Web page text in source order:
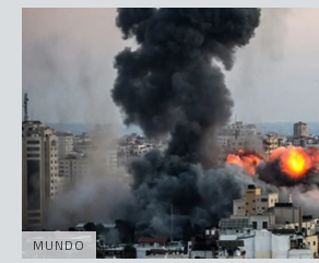
MUNDO